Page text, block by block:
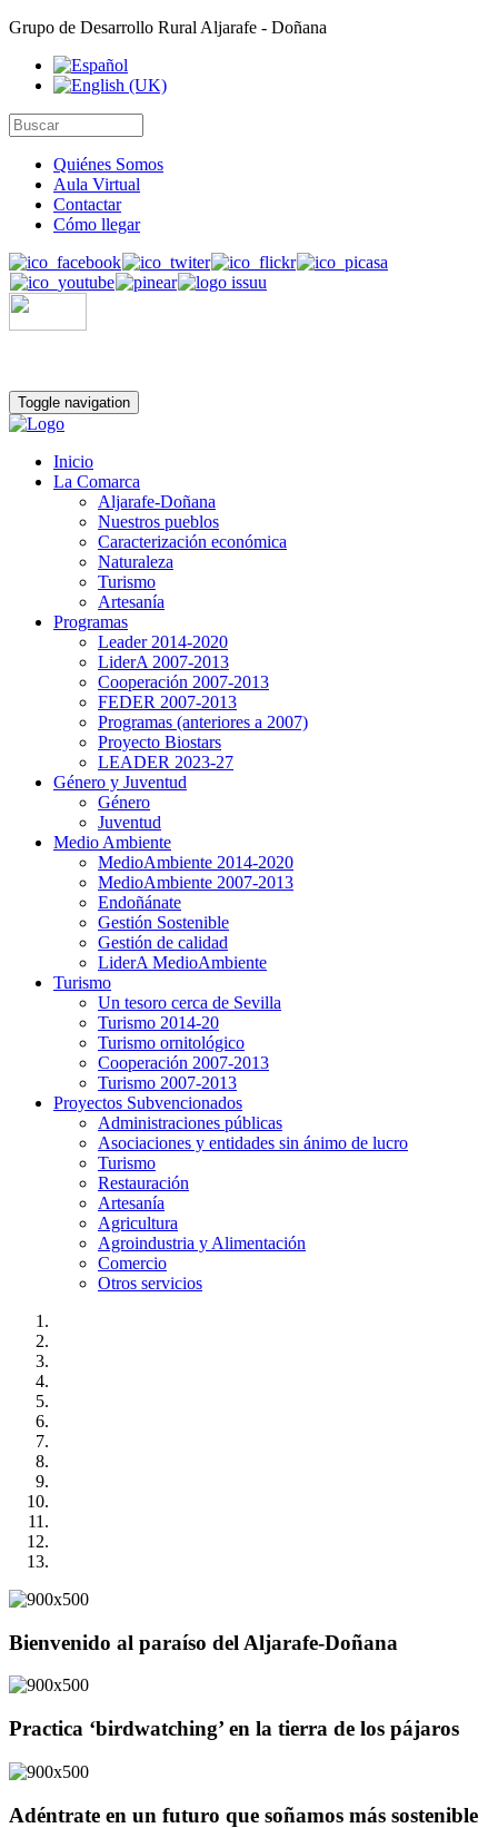
Grupo de Desarrollo Rural Aljarafe - Doñana
Quiénes Somos
Aula Virtual
Contactar
Cómo llegar
Toggle navigation
Inicio
La Comarca
Aljarafe-Doñana
Nuestros pueblos
Caracterización económica
Naturaleza
Turismo
Artesanía
Programas
Leader 2014-2020
LiderA 2007-2013
Cooperación 2007-2013
FEDER 2007-2013
Programas (anteriores a 2007)
Proyecto Biostars
LEADER 2023-27
Género y Juventud
Género
Juventud
Medio Ambiente
MedioAmbiente 2014-2020
MedioAmbiente 2007-2013
Endoñánate
Gestión Sostenible
Gestión de calidad
LiderA MedioAmbiente
Turismo
Un tesoro cerca de Sevilla
Turismo 2014-20
Turismo ornitológico
Cooperación 2007-2013
Turismo 2007-2013
Proyectos Subvencionados
Administraciones públicas
Asociaciones y entidades sin ánimo de lucro
Turismo
Restauración
Artesanía
Agricultura
Agroindustria y Alimentación
Comercio
Otros servicios
Bienvenido al paraíso del Aljarafe-Doñana
Practica ‘birdwatching’ en la tierra de los pájaros
Adéntrate en un futuro que soñamos más sostenible